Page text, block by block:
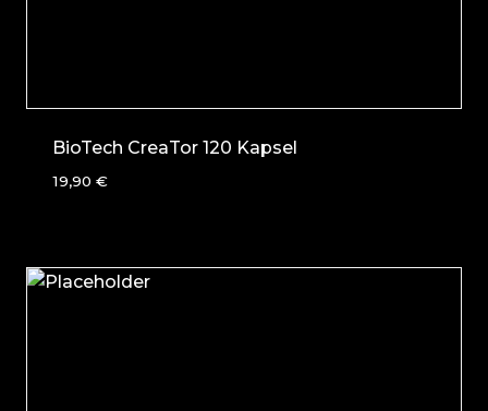
BioTech CreaTor 120 Kapsel
19,90 €